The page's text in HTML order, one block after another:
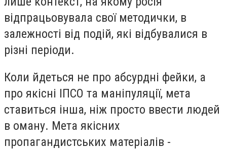
відпрацьовувала свої методички, в
залежності від подій, які відбувалися в
різні періоди.
Коли йдеться не про абсурдні фейки, а
про якісні ІПСО та маніпуляції, мета
ставиться інша, ніж просто ввести людей
в оману. Мета якісних
пропагандистських матеріалів -